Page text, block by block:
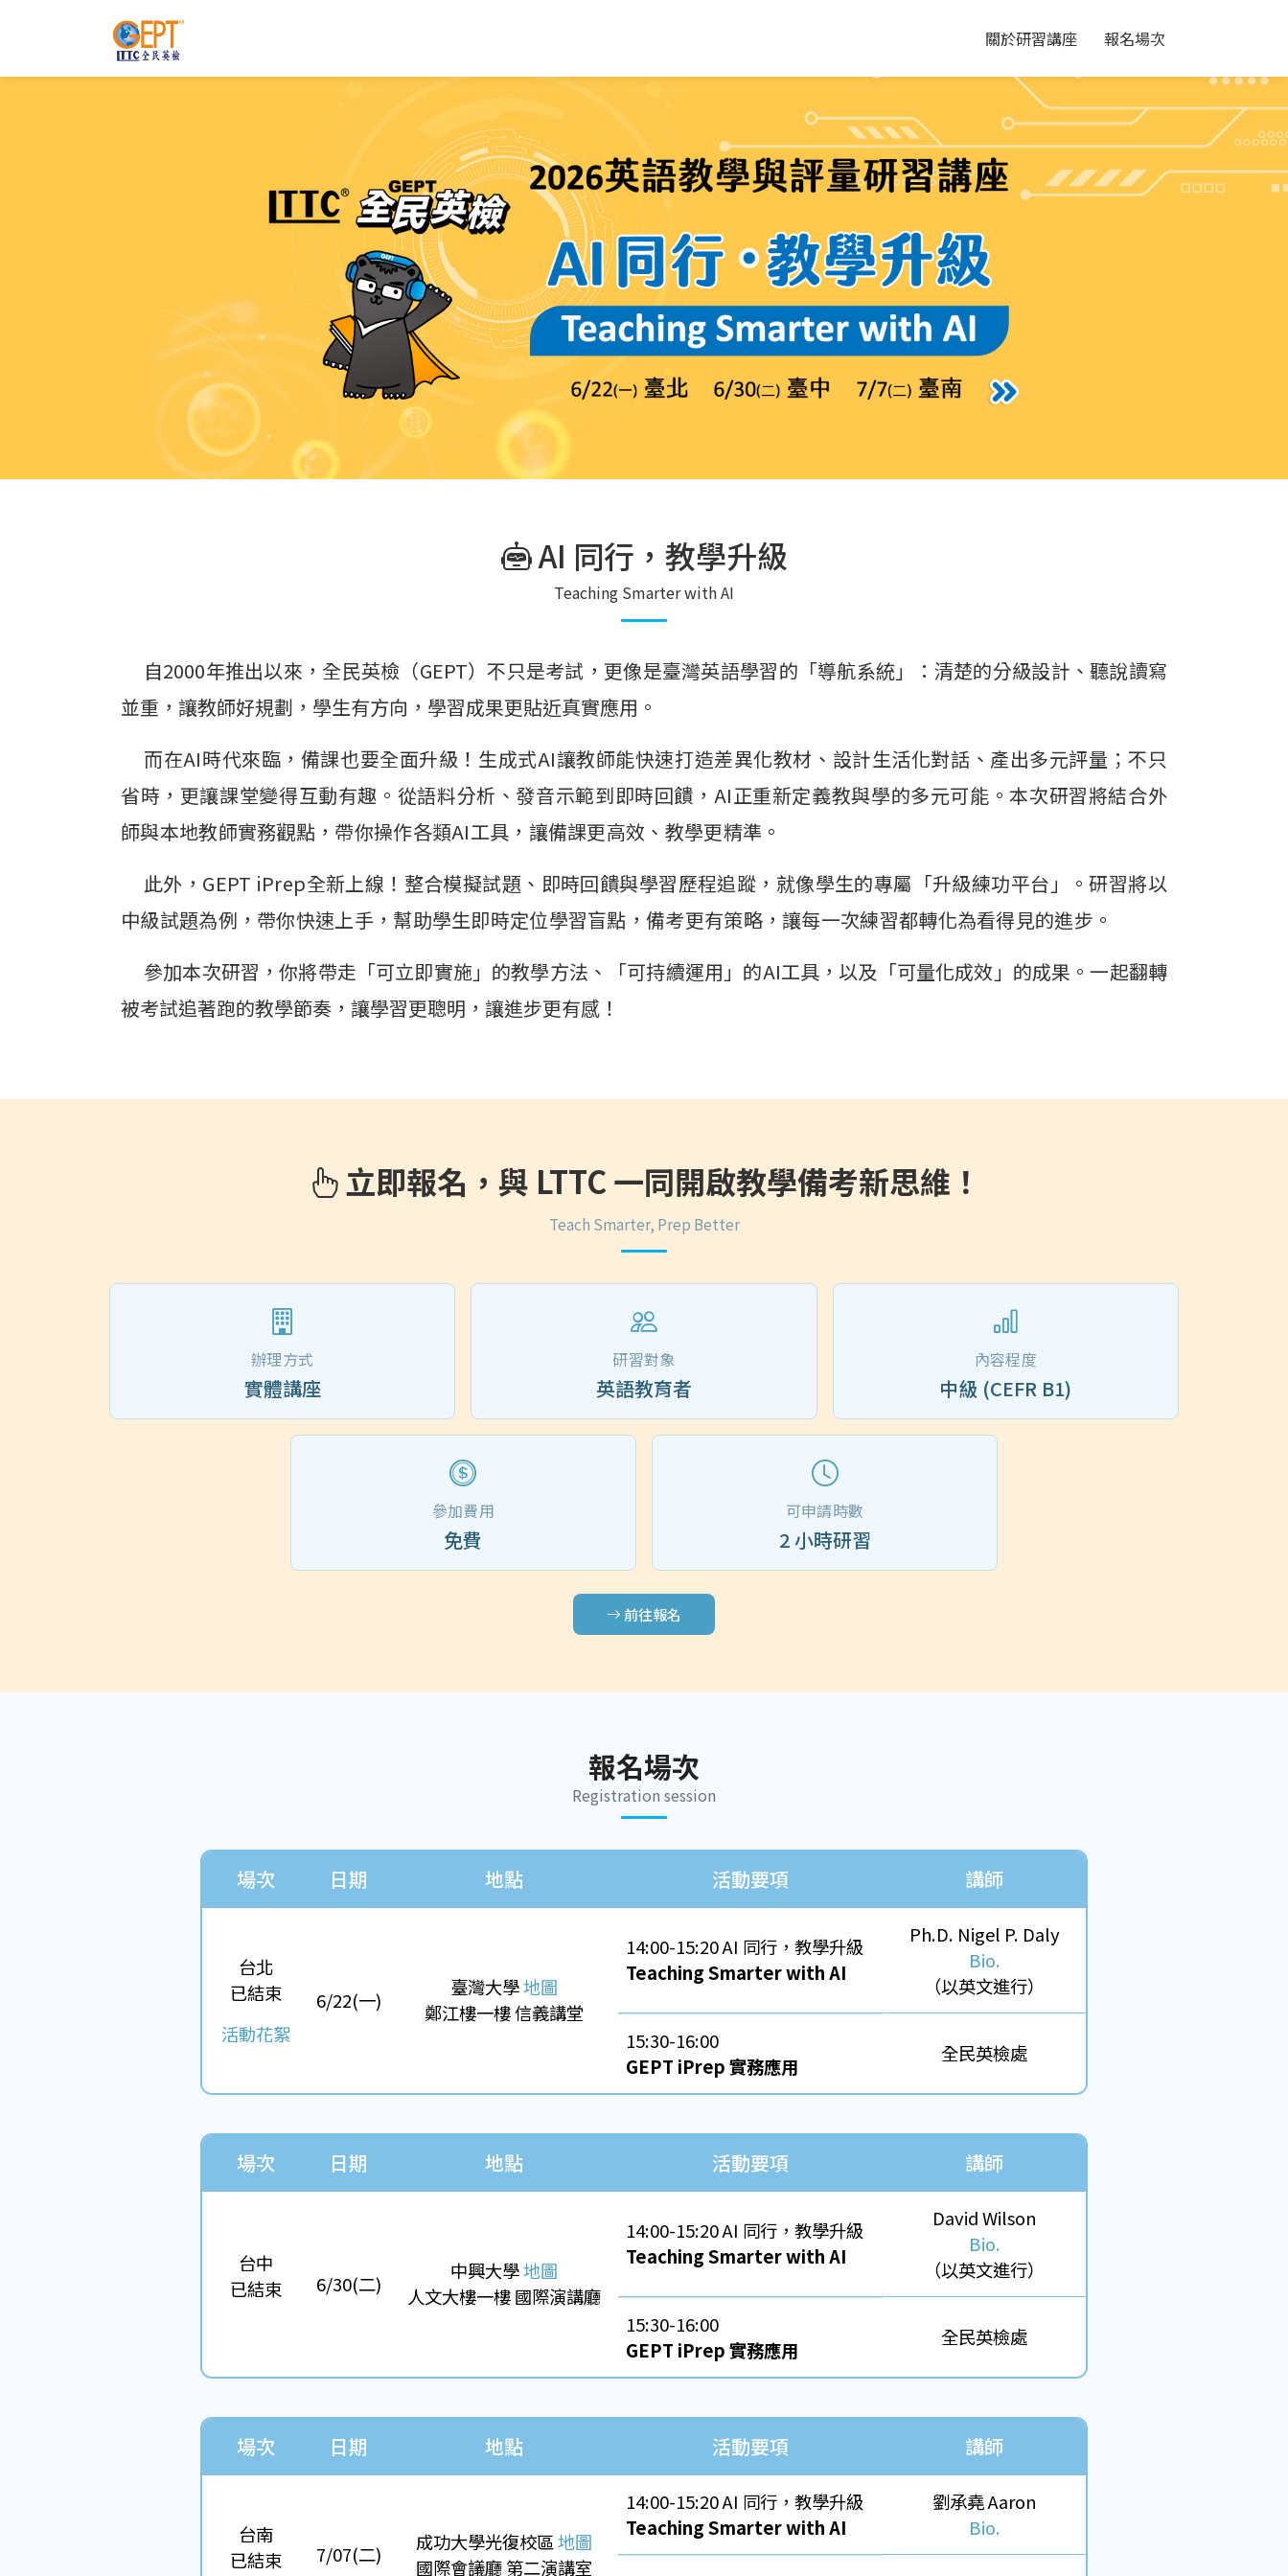
關於研習講座 報名場次
AI 同行，教學升級
Teaching Smarter with AI
自2000年推出以來，全民英檢（GEPT）不只是考試，更像是臺灣英語學習的「導航系統」：清楚的分級設計、聽說讀寫
並重，讓教師好規劃，學生有方向，學習成果更貼近真實應用。
而在AI時代來臨，備課也要全面升級！生成式AI讓教師能快速打造差異化教材、設計生活化對話、產出多元評量；不只
省時，更讓課堂變得互動有趣。從語料分析、發音示範到即時回饋，AI正重新定義教與學的多元可能。本次研習將結合外
師與本地教師實務觀點，帶你操作各類AI工具，讓備課更高效、教學更精準。
此外，GEPT iPrep全新上線！整合模擬試題、即時回饋與學習歷程追蹤，就像學生的專屬「升級練功平台」。研習將以
中級試題為例，帶你快速上手，幫助學生即時定位學習盲點，備考更有策略，讓每一次練習都轉化為看得見的進步。
參加本次研習，你將帶走「可立即實施」的教學方法、「可持續運用」的AI工具，以及「可量化成效」的成果。一起翻轉
被考試追著跑的教學節奏，讓學習更聰明，讓進步更有感！
立即報名，與 LTTC 一同開啟教學備考新思維！
Teach Smarter, Prep Better
辦理方式
實體講座
研習對象
英語教育者
內容程度
中級 (CEFR B1)
參加費用
免費
可申請時數
2 小時研習
前往報名
報名場次
Registration session
場次 日期 地點 活動要項 講師
台北
已結束
活動花絮
6/22(一)
臺灣大學地圖
鄭江樓一樓 信義講堂
14:00-15:20 AI 同行，教學升級
Teaching Smarter with AI
Ph.D. Nigel P. Daly
Bio.
（以英文進行）
15:30-16:00
GEPT iPrep 實務應用
全民英檢處
場次 日期 地點 活動要項 講師
台中
已結束
6/30(二)
中興大學地圖
人文大樓一樓 國際演講廳
14:00-15:20 AI 同行，教學升級
Teaching Smarter with AI
David Wilson
Bio.
（以英文進行）
15:30-16:00
GEPT iPrep 實務應用
全民英檢處
場次 日期 地點 活動要項 講師
台南
已結束
7/07(二) 成功大學光復校區地圖
國際會議廳 第二演講室
14:00-15:20 AI 同行，教學升級
Teaching Smarter with AI
劉承堯 Aaron
Bio.